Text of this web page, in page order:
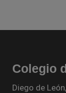
Colegio
Diego de